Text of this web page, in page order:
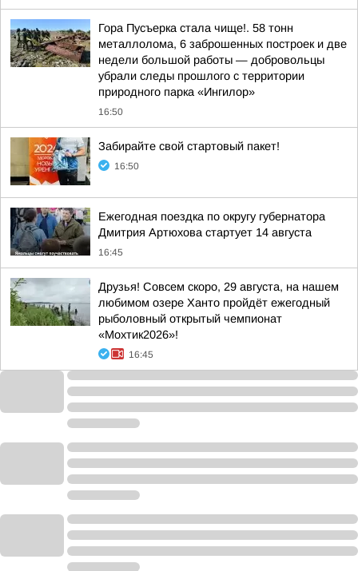
Гора Пусъерка стала чище!. 58 тонн
металлолома, 6 заброшенных построек и две
недели большой работы — добровольцы
убрали следы прошлого с территории
природного парка «Ингилор»
16:50
Забирайте свой стартовый пакет!
16:50
Ежегодная поездка по округу губернатора
Дмитрия Артюхова стартует 14 августа
16:45
Друзья! Совсем скоро, 29 августа, на нашем
любимом озере Ханто пройдёт ежегодный
рыболовный открытый чемпионат
«Мохтик2026»!
16:45